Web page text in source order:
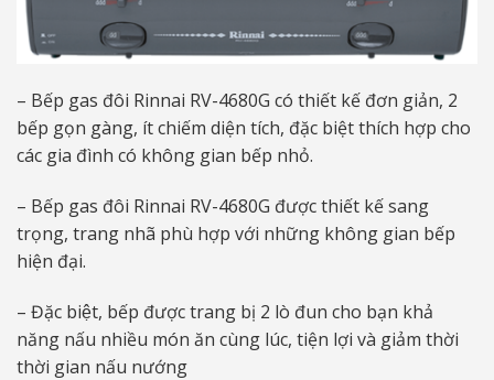
– Bếp gas đôi Rinnai RV-4680G có thiết kế đơn giản, 2
bếp gọn gàng, ít chiếm diện tích, đặc biệt thích hợp cho
các gia đình có không gian bếp nhỏ.
– Bếp gas đôi Rinnai RV-4680G được thiết kế sang
trọng, trang nhã phù hợp với những không gian bếp
hiện đại.
– Đặc biệt, bếp được trang bị 2 lò đun cho bạn khả
năng nấu nhiều món ăn cùng lúc, tiện lợi và giảm thời
thời gian nấu nướng